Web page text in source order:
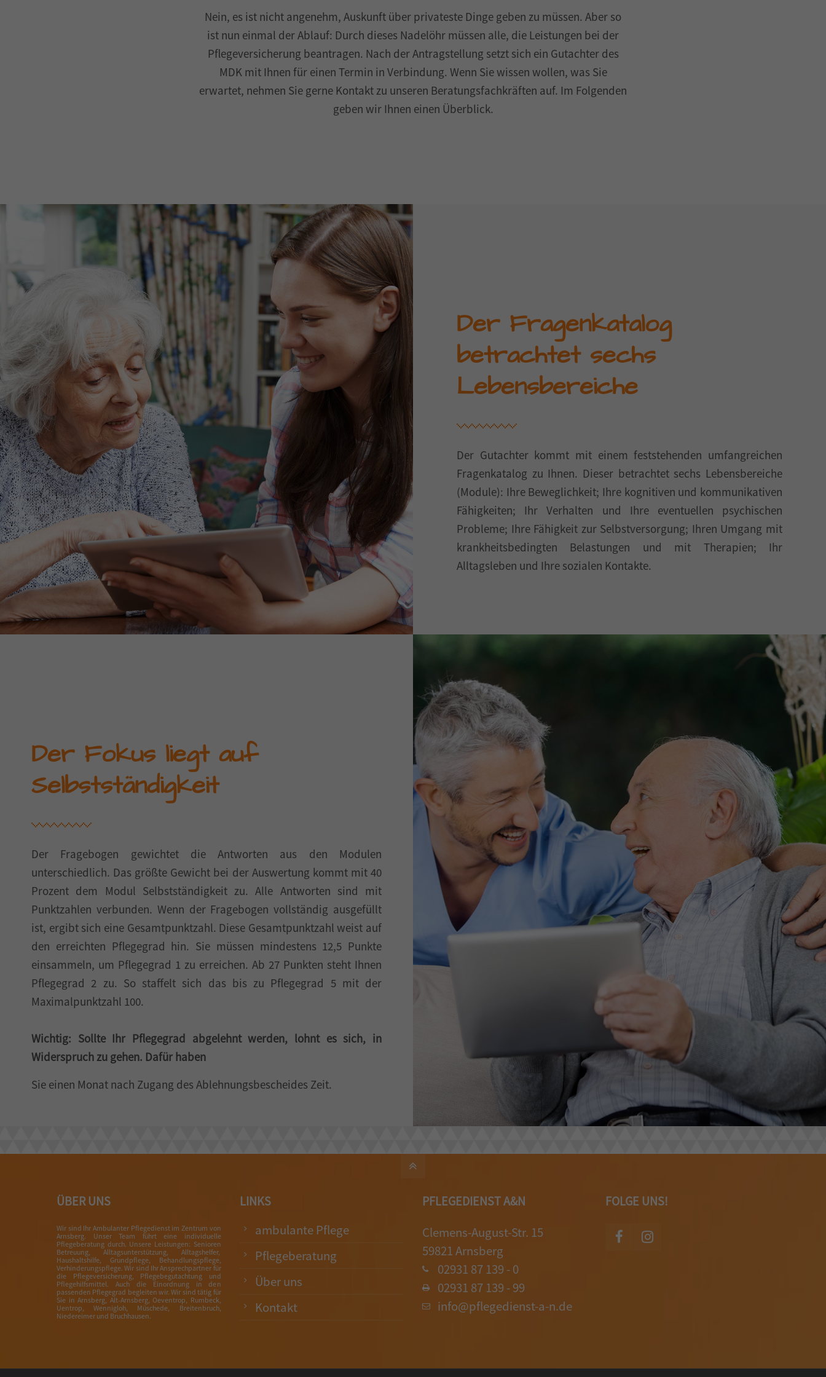
Nein, es ist nicht angenehm, Auskunft über privateste Dinge geben zu müssen. Aber so
ist nun einmal der Ablauf: Durch dieses Nadelöhr müssen alle, die Leistungen bei der
Pflegeversicherung beantragen. Nach der Antragstellung setzt sich ein Gutachter des
MDK mit Ihnen für einen Termin in Verbindung. Wenn Sie wissen wollen, was Sie
erwartet, nehmen Sie gerne Kontakt zu unseren Beratungsfachkräften auf. Im Folgenden
geben wir Ihnen einen Überblick.
Der Fragenkatalog
betrachtet sechs
Lebensbereiche
Der Gutachter kommt mit einem feststehenden umfangreichen
Fragenkatalog zu Ihnen. Dieser betrachtet sechs Lebensbereiche
(Module): Ihre Beweglichkeit; Ihre kognitiven und kommunikativen
Fähigkeiten; Ihr Verhalten und Ihre eventuellen psychischen
Probleme; Ihre Fähigkeit zur Selbstversorgung; Ihren Umgang mit
krankheitsbedingten Belastungen und mit Therapien; Ihr
Alltagsleben und Ihre sozialen Kontakte.
Der Fokus liegt auf
Selbstständigkeit
Der Fragebogen gewichtet die Antworten aus den Modulen
unterschiedlich. Das größte Gewicht bei der Auswertung kommt mit 40
Prozent dem Modul Selbstständigkeit zu. Alle Antworten sind mit
Punktzahlen verbunden. Wenn der Fragebogen vollständig ausgefüllt
ist, ergibt sich eine Gesamtpunktzahl. Diese Gesamtpunktzahl weist auf
den erreichten Pflegegrad hin. Sie müssen mindestens 12,5 Punkte
einsammeln, um Pflegegrad 1 zu erreichen. Ab 27 Punkten steht Ihnen
Pflegegrad 2 zu. So staffelt sich das bis zu Pflegegrad 5 mit der
Maximalpunktzahl 100.
Wichtig: Sollte Ihr Pflegegrad abgelehnt werden, lohnt es sich, in
Widerspruch zu gehen. Dafür haben
Sie einen Monat nach Zugang des Ablehnungsbescheides Zeit.
ÜBER UNS
Wir sind Ihr Ambulanter Pflegedienst im Zentrum von
Arnsberg. Unser Team führt eine individuelle
Pflegeberatung durch. Unsere Leistungen: Senioren
Betreuung, Alltagsunterstützung, Alltagshelfer,
Haushaltshilfe, Grundpflege, Behandlungspflege,
Verhinderungspflege. Wir sind Ihr Ansprechpartner für
die Pflegeversicherung, Pflegebegutachtung und
Pflegehilfsmittel. Auch die Einordnung in den
passenden Pflegegrad begleiten wir. Wir sind tätig für
Sie in Arnsberg, Alt-Arnsberg, Oeventrop, Rumbeck,
Uentrop, Wennigloh, Müschede, Breitenbruch,
Niedereimer und Bruchhausen.
LINKS
ambulante Pflege
Pflegeberatung
Über uns
Kontakt
PFLEGEDIENST A&N
Clemens-August-Str. 15
59821 Arnsberg
02931 87 139 - 0
02931 87 139 - 99
info@pflegedienst-a-n.de
FOLGE UNS!